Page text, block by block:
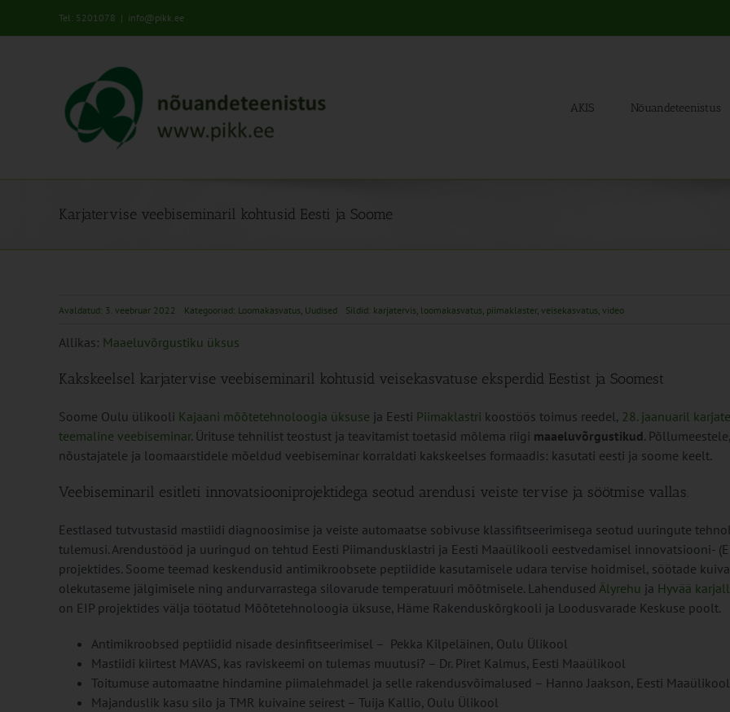
Tel: 5201078 | info@pikk.ee
AKIS Nõuandeteenistus
Karjatervise veebiseminaril kohtusid Eesti ja Soome
Avaldatud: 3. veebruar 2022 Kategooriad: Loomakasvatus Uudised Sildid: karjatervis loomakasvatus piimaklaster, veisekasvatus video
Allikas: Maaeluvõrgustiku üksus
Kakskeelsel karjatervise veebiseminaril kohtusid veisekasvatuse eksperdid Eestist ja Soomest
Soome Oulu ülikooli Kajaani mõõtetehnoloogia üksuse ja Eesti Piimaklastri koostöös toimus reedel, 28. jaanuaril
teemaline veebiseminar. Ürituse tehnilist teostust ja teavitamist toetasid mõlema riigi maaeluvõrgustikud. Põllumeestele,
nõustajatele ja loomaarstidele mõeldud veebiseminar korraldati kakskeelses formaadis: kasutati eesti ja soome keelt.
Veebiseminaril esitleti innovatsiooniprojektidega seotud arendusi veiste tervise ja söötmise vallas.
Eestlased tutvustasid mastiidi diagnoosimise ja veiste automaatse sobivuse klassifitseerimisega seotud uuringute
tulemusi. Arendustööd ja uuringud on tehtud Eesti Piimandusklastri ja Eesti Maaülikooli eestvedamisel innovatsiooni-
projektides. Soome teemad keskendusid antimikroobsete peptiidide kasutamisele udara tervise hoidmisel, söötade
olekutaseme jälgimisele ning andurvarrastega silovarude temperatuuri mõõtmisele. Lahendused Älyrehu ja Hyvää
on EIP projektides välja töötatud Mõõtetehnoloogia üksuse, Häme Rakenduskõrgkooli ja Loodusvarade Keskuse poolt.
Antimikroobsed peptiidid nisade desinfitseerimisel – Pekka Kilpeläinen, Oulu Ülikool
Mastiidi kiirtest MAVAS, kas raviskeemi on tulemas muutusi? – Dr. Piret Kalmus, Eesti Maaülikool
Toitumuse automaatne hindamine piimalehmadel ja selle rakendusvõimalused – Hanno Jaakson, Eesti Maaülikool
Majanduslik kasu silo ja TMR kuivaine seirest – Tuija Kallio, Oulu Ülikool